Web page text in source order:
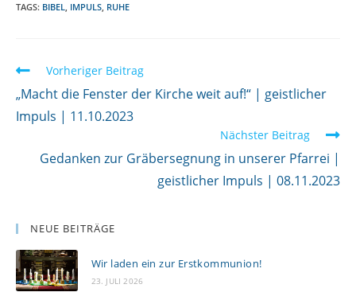
TAGS: BIBEL, IMPULS, RUHE
W
e
i
e
s
e
Vorheriger Beitrag
„Macht die Fenster der Kirche weit auf!“ | geistlicher
Impuls | 11.10.2023
Nächster Beitrag
Gedanken zur Gräbersegnung in unserer Pfarrei |
geistlicher Impuls | 08.11.2023
NEUE BEITRÄGE
Wir laden ein zur Erstkommunion!
23. JULI 2026